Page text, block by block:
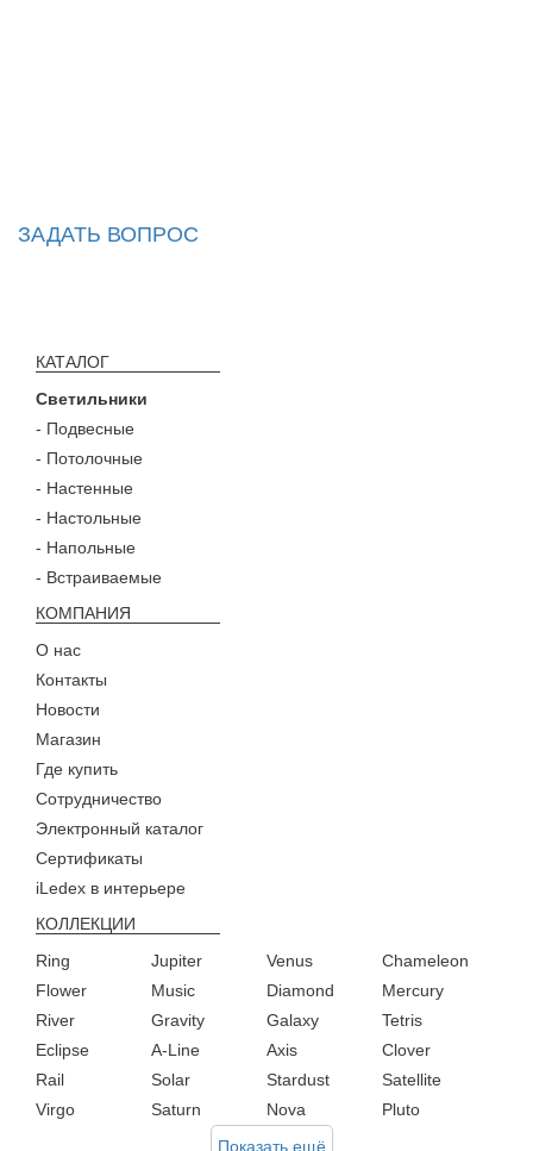
ЗАДАТЬ ВОПРОС
КАТАЛОГ
Светильники
- Подвесные
- Потолочные
- Настенные
- Настольные
- Напольные
- Встраиваемые
КОМПАНИЯ
О нас
Контакты
Новости
Магазин
Где купить
Сотрудничество
Электронный каталог
Сертификаты
iLedex в интерьере
КОЛЛЕКЦИИ
Ring
Flower
Jupiter
Music
Venus
Diamond
Chameleon
Mercury
River
Eclipse
Gravity
A-Line
Galaxy
Axis
Tetris
Clover
Rail
Virgo
Solar
Saturn
Stardust
Nova
Satellite
Pluto
Показать ещё